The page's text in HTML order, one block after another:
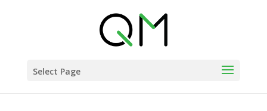
Select Page